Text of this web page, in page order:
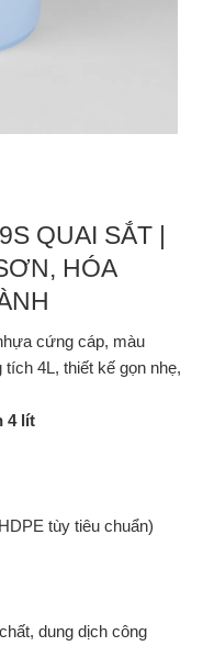
QUAI SẮT |
HÓA
cứng cáp, màu
4L, thiết kế gọn nhẹ,
4 lít
tùy tiêu chuẩn)
dung dịch công